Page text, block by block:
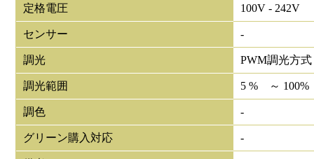
定格電圧 100V - 242V
センサー -
調光 PWM調光方式
調光範囲 5 % ～ 100%
調色 -
グリーン購入対応 -